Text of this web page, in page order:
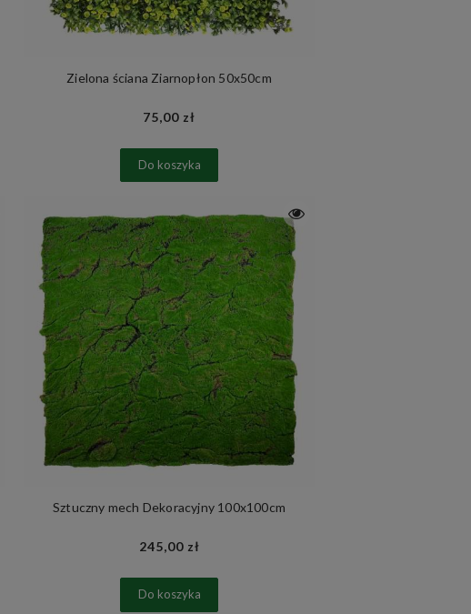
Zielona ściana Ziarnopłon 50x50cm
75,00 zł
Do koszyka
Sztuczny mech Dekoracyjny 100x100cm
245,00 zł
Do koszyka